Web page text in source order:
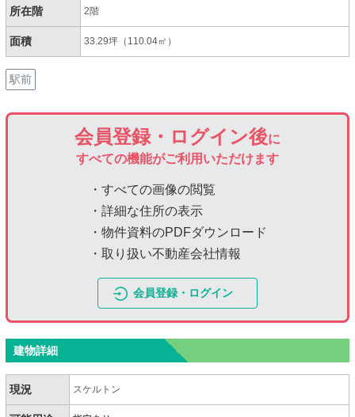
所在階 2階
面積 33.29坪（110.04㎡）
駅前
会員登録・ログイン後に
すべての機能がご利用いただけます
・すべての画像の閲覧
・詳細な住所の表示
・物件資料のPDFダウンロード
・取り扱い不動産会社情報
会員登録・ログイン
建物詳細
現況 スケルトン